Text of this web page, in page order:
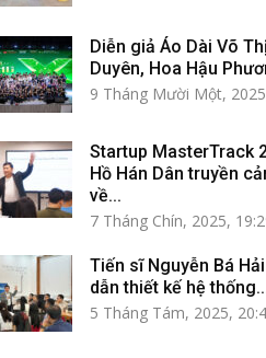
Diễn giả Áo Dài Võ
Duyên, Hoa Hậu
9 Tháng Mười Một,
Startup MasterTrack
Hồ Hán Dân truyền
về...
7 Tháng Chín, 2025,
Tiến sĩ Nguyễn Bá
dẫn thiết kế hệ
5 Tháng Tám, 2025,